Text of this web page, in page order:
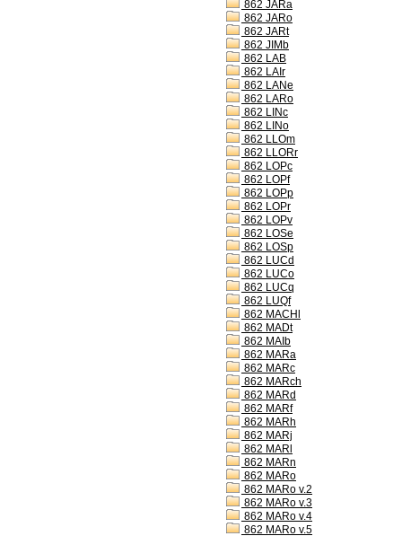
862 JARa
862 JARo
862 JARt
862 JIMb
862 LAB
862 LAIr
862 LANe
862 LARo
862 LINc
862 LINo
862 LLOm
862 LLORr
862 LOPc
862 LOPf
862 LOPp
862 LOPr
862 LOPv
862 LOSe
862 LOSp
862 LUCd
862 LUCo
862 LUCq
862 LUQf
862 MACHl
862 MADt
862 MAIb
862 MARa
862 MARc
862 MARch
862 MARd
862 MARf
862 MARh
862 MARj
862 MARl
862 MARn
862 MARo
862 MARo v.2
862 MARo v.3
862 MARo v.4
862 MARo v.5